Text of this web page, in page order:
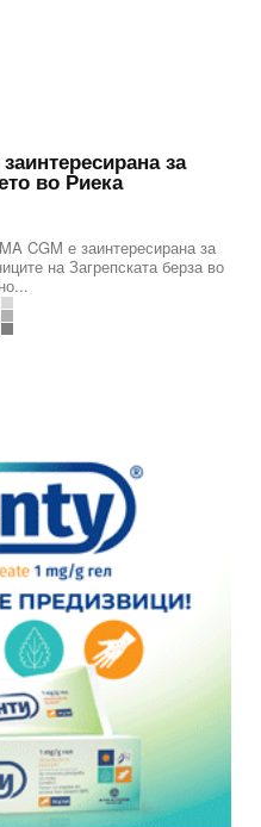
за
во Риека
CGM е заинтересирана за
на Загрепската берза во